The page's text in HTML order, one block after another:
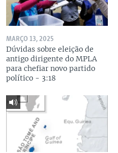
MARÇO 13, 2025
Dúvidas sobre eleição de
antigo dirigente do MPLA
para chefiar novo partido
político - 3:18